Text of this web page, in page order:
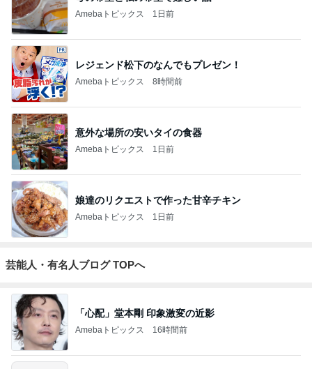
Amebaトピックス 1日前
レジェンド松下のなんでもプレゼン！
Amebaトピックス 8時間前
意外な場所の安いタイの食器
Amebaトピックス 1日前
娘達のリクエストで作った甘辛チキン
Amebaトピックス 1日前
芸能人・有名人ブログ TOPへ
「心配」堂本剛 印象激変の近影
Amebaトピックス 16時間前